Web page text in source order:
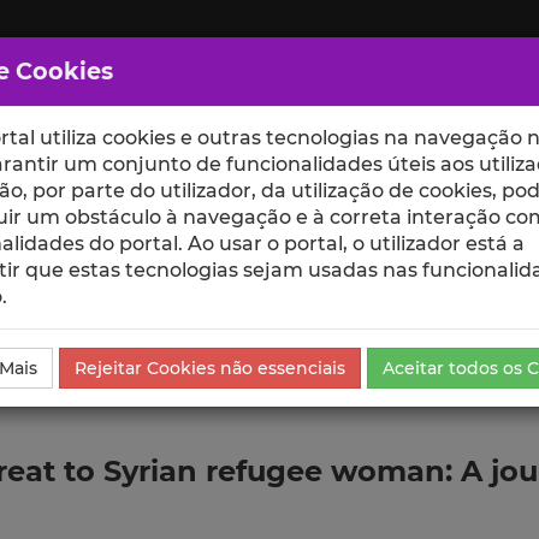
ESCOLAS UNIDADES
to Syrian refugee woman: A
Cookies
utiliza cookies e outras tecnologias na navegação
um conjunto de funcionalidades úteis aos
por parte do utilizador, da utilização de cookies,
um obstáculo à navegação e à correta interação
do portal. Ao usar o portal, o utilizador está a
que estas tecnologias sejam usadas nas
Rejeitar Cookies não essenciais Aceitar todos os